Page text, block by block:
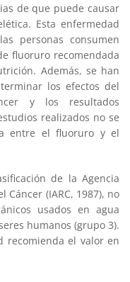
de que puede causar
Esta enfermedad
personas consumen
fluoruro recomendada
Además, se han
los efectos del
y los resultados
realizados no se
entre el fluoruro y el
de la Agencia
(IARC, 1987), no
usados en agua
humanos (grupo 3).
recomienda el valor en